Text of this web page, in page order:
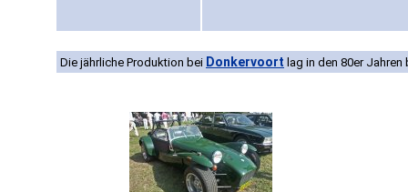
Die jährliche Produktion bei Donkervoort lag in den 80er Jahren